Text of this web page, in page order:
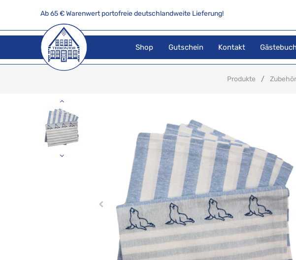
Ab 65 € Warenwert portofreie deutschlandweite Lieferung!
Shop Gutschein Kontakt Gästebuch
Produkte Zubehör